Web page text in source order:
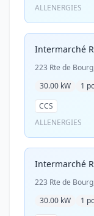
ALLENERGIES
Intermarché
223 Rte de
30.00 kW
1
CCS
ALLENERGIES
Intermarché
223 Rte de
30.00 kW
1